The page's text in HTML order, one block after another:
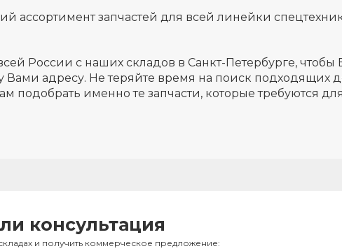
ассортимент запчастей для всей линейки
России с наших складов в Санкт-Петербурге, чтобы
Вами адресу. Не теряйте время на поиск подходящих
подобрать именно те запчасти, которые требуются
консультация
и получить коммерческое предложение: